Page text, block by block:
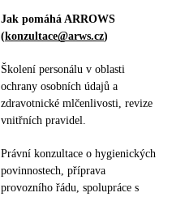
Jak pomáhá ARROWS
(konzultace@arws.cz)
Školení personálu v oblasti
ochrany osobních údajů a
zdravotnické mlčenlivosti, revize
vnitřních pravidel.
Právní konzultace o hygienických
povinnostech, příprava
provozního řádu, spolupráce s